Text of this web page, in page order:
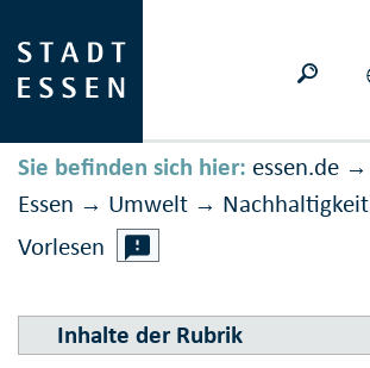
Sie befinden sich hier: essen.de →
Essen → Umwelt → Nachhaltig­keit
Vorlesen
Inhalte der Rubrik